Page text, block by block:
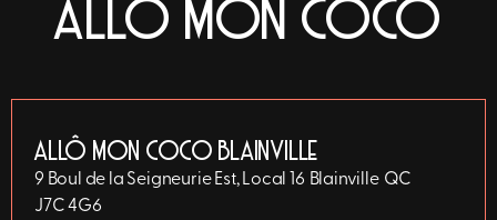
ALLÔ MON COCO
ALLÔ MON COCO BLAINVILLE
9 Boul de la Seigneurie Est, Local 16 Blainville QC
J7C 4G6